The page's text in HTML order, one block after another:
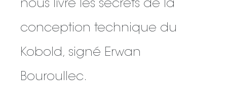
nous livre les secrets de la
conception technique du
Kobold, signé Erwan
Bouroullec.